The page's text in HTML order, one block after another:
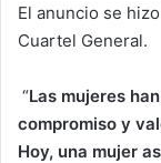
El anuncio se
Cuartel General.
“Las mujeres
compromiso y
Hoy, una mujer